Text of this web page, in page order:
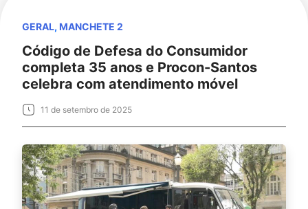
GERAL, MANCHETE 2
Código de Defesa do Consumidor
completa 35 anos e Procon-Santos
celebra com atendimento móvel
11 de setembro de 2025